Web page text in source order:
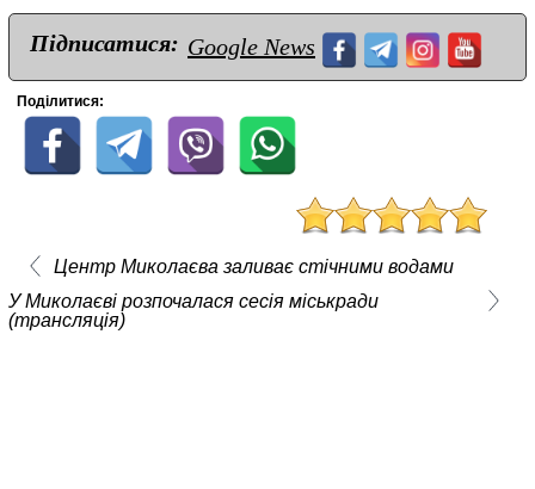
Підписатися: Google News
Поділитися:
Центр Миколаєва заливає стічними водами
У Миколаєві розпочалася сесія міськради
(трансляція)